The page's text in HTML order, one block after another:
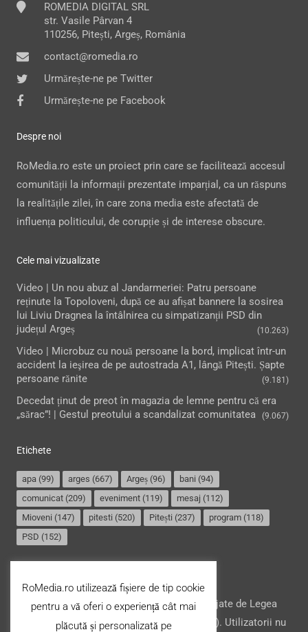
ROMEDIA DIGITAL SRL
str. Vasile Pârvan 4
110256, Pitești, Argeș, România
contact@romedia.ro
Urmărește-ne pe Twitter
Urmărește-ne pe Facebook
Despre noi
RoMedia.ro este un proiect prin care se facilitează accesul
comunității la informații prezentate imparțial, ca un răspuns
la realitățile zilei, în care zona media este afectată de
influența politicului, de corupție și de interese obscure.
Cele mai vizualizate
Video | Un nou abuz al Jandarmeriei: Patru persoane
reținute la Topoloveni, după ce au afișat bannere la sosirea
lui Liviu Dragnea la întâlnirea cu simpatizanții PSD din
județul Argeș
(10.263)
Video | Microbuz cu nouă persoane la bord, implicat într-un
accident la ieşirea de pe autostrada A1, lângă Pitești. Șapte
persoane rănite
(9.181)
Decedat ținut de preot în magazia de lemne pentru că era
„sărac”! | Gestul preotului a scandalizat comunitatea
(9.067)
Etichete
apa (99) arges (667) Argeș (96) bani (94)
comunicat (209) eveniment (119) mesaj (112)
Mioveni (147) pitesti (520) Pitești (237) program (118)
PSD (152)
Website-ul şi conţinutul acestuia, sunt protejate de Legea
drepturilor de autor din România (nr. 8/1996). Utilizatorii nu
RoMedia.ro utilizează fișiere de tip cookie
pentru a vă oferi o experiență cât mai
plăcută și personalizată pe